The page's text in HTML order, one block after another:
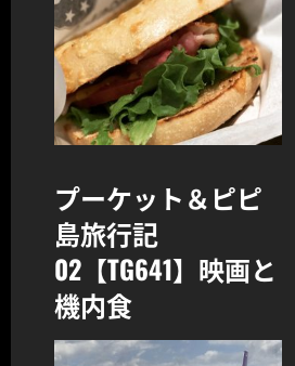
プーケット＆ピピ
島旅行記
02【TG641】映画と
機内食